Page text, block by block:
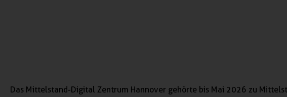
Das Mittelstand-Digital Zentrum Hannover gehörte bis Mai 2026 zu